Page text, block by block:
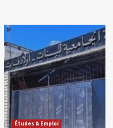
Études & Emploi